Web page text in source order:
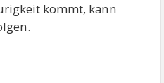
kommt, kann